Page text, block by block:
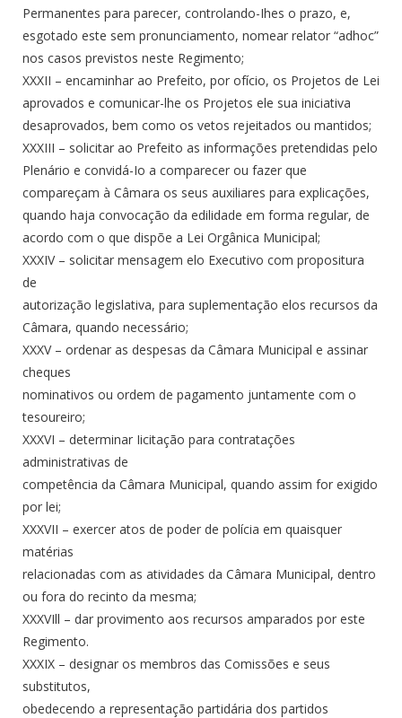
Permanentes para parecer, controlando-Ihes o prazo, e,
esgotado este sem pronunciamento, nomear relator “adhoc”
nos casos previstos neste Regimento;
XXXII – encaminhar ao Prefeito, por ofício, os Projetos de Lei
aprovados e comunicar-lhe os Projetos ele sua iniciativa
desaprovados, bem como os vetos rejeitados ou mantidos;
XXXIII – solicitar ao Prefeito as informações pretendidas pelo
Plenário e convidá-Io a comparecer ou fazer que
compareçam à Câmara os seus auxiliares para explicações,
quando haja convocação da edilidade em forma regular, de
acordo com o que dispõe a Lei Orgânica Municipal;
XXXIV – solicitar mensagem elo Executivo com propositura
de
autorização legislativa, para suplementação elos recursos da
Câmara, quando necessário;
XXXV – ordenar as despesas da Câmara Municipal e assinar
cheques
nominativos ou ordem de pagamento juntamente com o
tesoureiro;
XXXVI – determinar Iicitação para contratações
administrativas de
competência da Câmara Municipal, quando assim for exigido
por lei;
XXXVII – exercer atos de poder de polícia em quaisquer
matérias
relacionadas com as atividades da Câmara Municipal, dentro
ou fora do recinto da mesma;
XXXVIll – dar provimento aos recursos amparados por este
Regimento.
XXXIX – designar os membros das Comissões e seus
substitutos,
obedecendo a representação partidária dos partidos